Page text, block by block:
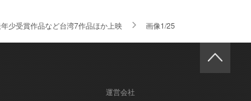
少受賞作品など台湾7作品ほか上映
画像1/25
運営会社